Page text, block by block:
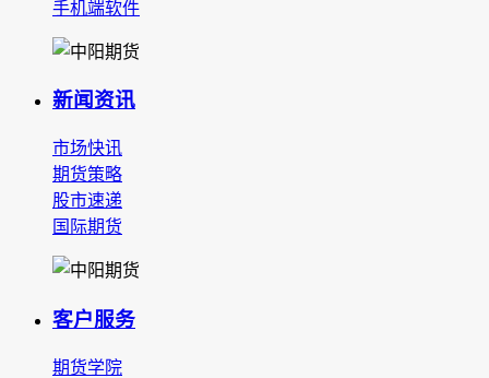
手机端软件
新闻资讯
市场快讯
期货策略
股市速递
国际期货
客户服务
期货学院